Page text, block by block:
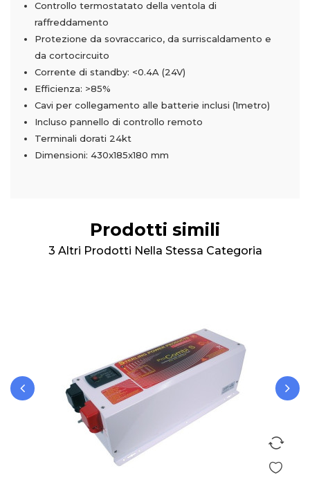
Controllo termostatato della ventola di
raffreddamento
Protezione da sovraccarico, da surriscaldamento e
da cortocircuito
Corrente di standby: <0.4A (24V)
Efficienza: >85%
Cavi per collegamento alle batterie inclusi (1metro)
Incluso pannello di controllo remoto
Terminali dorati 24kt
Dimensioni: 430x185x180 mm
Prodotti simili
3 Altri Prodotti Nella Stessa Categoria